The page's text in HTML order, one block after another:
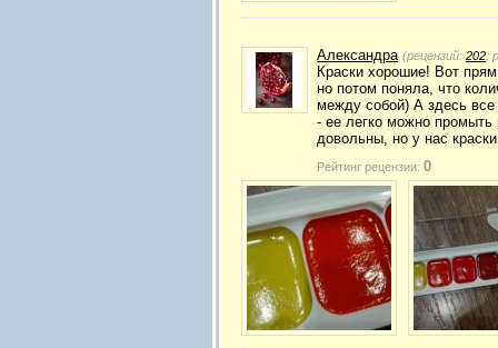
Александра (рецензий: 202 ,
Краски хорошие! Вот
но потом поняла, что
между собой) А здесь
- ее легко можно
довольны, но у нас
Рейтинг рецензии: 0